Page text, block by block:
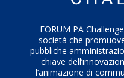
FORUM PA
società che
pubbliche
chiave
l’animazione di